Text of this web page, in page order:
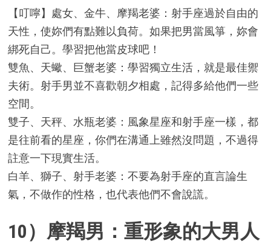
【叮嚀】處女、金牛、摩羯老婆：射手座過於自由的
天性，使妳們有點難以負荷。如果把男當風箏，妳會
綁死自己。學習把他當皮球吧！
雙魚、天蠍、巨蟹老婆：學習獨立生活，就是最佳禦
夫術。射手男並不喜歡朝夕相處，記得多給他們一些
空間。
雙子、天秤、水瓶老婆：風象星座和射手座一樣，都
是往前看的星座，你們在溝通上雖然沒問題，不過得
註意一下現實生活。
白羊、獅子、射手老婆：不要為射手座的直言論生
氣，不做作的性格，也代表他們不會說謊。
10）摩羯男：重形象的大男人